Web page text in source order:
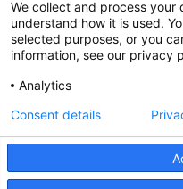
We collect and process
understand how it is used.
selected purposes, or you
information, see our privacy
Analytics
Consent details